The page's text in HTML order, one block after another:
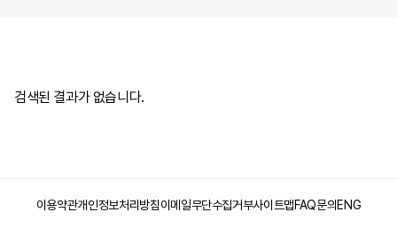
검색된 결과가 없습니다.
이용약관개인정보처리방침이메일무단수집거부사이트맵FAQ문의 ENG